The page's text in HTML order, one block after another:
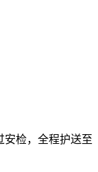
安检，全程护送至